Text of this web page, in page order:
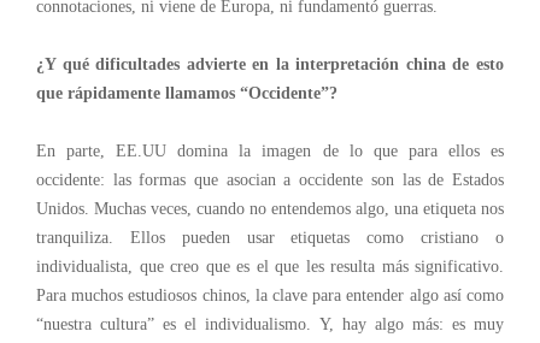
connotaciones, ni viene de Europa, ni fundamentó guerras.
¿Y qué dificultades advierte en la interpretación china de esto
que rápidamente llamamos “Occidente”?
En parte, EE.UU domina la imagen de lo que para ellos es
occidente: las formas que asocian a occidente son las de Estados
Unidos. Muchas veces, cuando no entendemos algo, una etiqueta nos
tranquiliza. Ellos pueden usar etiquetas como cristiano o
individualista, que creo que es el que les resulta más significativo.
Para muchos estudiosos chinos, la clave para entender algo así como
“nuestra cultura” es el individualismo. Y, hay algo más: es muy